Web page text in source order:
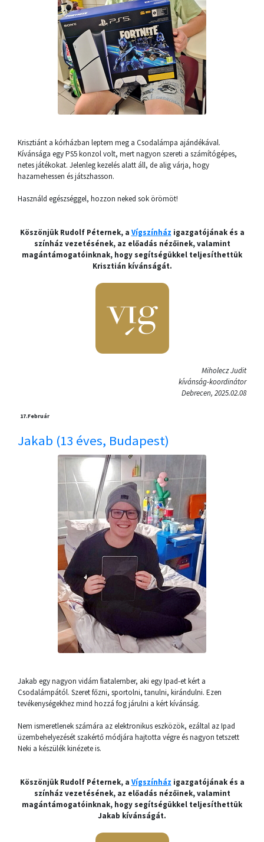
Krisztiánt a kórházban leptem meg a Csodalámpa ajándékával.
Kívánsága egy PS5 konzol volt, mert nagyon szereti a számítógépes,
netes játékokat. Jelenleg kezelés alatt áll, de alig várja, hogy
hazamehessen és játszhasson.
Használd egészséggel, hozzon neked sok örömöt!
Köszönjük Rudolf Péternek, a Vígszínház igazgatójának és a
színház vezetésének, az előadás nézőinek, valamint
magántámogatóinknak, hogy segítségükkel teljesíthettük
Krisztián kívánságát.
Miholecz Judit
kívánság-koordinátor
Debrecen, 2025.02.08
17.Február
Jakab (13 éves, Budapest)
Jakab egy nagyon vidám fiatalember, aki egy Ipad-et kért a
Csodalámpától. Szeret főzni, sportolni, tanulni, kirándulni. Ezen
tevékenységekhez mind hozzá fog járulni a kért kívánság.
Nem ismeretlenek számára az elektronikus eszközök, ezáltal az Ipad
üzembehelyezését szakértő módjára hajtotta végre és nagyon tetszett
Neki a készülék kinézete is.
Köszönjük Rudolf Péternek, a Vígszínház igazgatójának és a
színház vezetésének, az előadás nézőinek, valamint
magántámogatóinknak, hogy segítségükkel teljesíthettük
Jakab kívánságát.